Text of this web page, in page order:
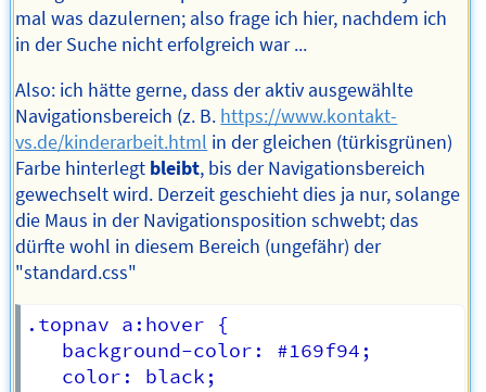
mal was dazulernen; also frage ich hier, nachdem ich
in der Suche nicht erfolgreich war ...
Also: ich hätte gerne, dass der aktiv ausgewählte
Navigationsbereich (z. B. https://www.kontakt-
vs.de/kinderarbeit.html in der gleichen (türkisgrünen)
Farbe hinterlegt bleibt, bis der Navigationsbereich
gewechselt wird. Derzeit geschieht dies ja nur, solange
die Maus in der Navigationsposition schwebt; das
dürfte wohl in diesem Bereich (ungefähr) der
"standard.css"
.topnav a:hover {
   background-color: #169f94;
   color: black;